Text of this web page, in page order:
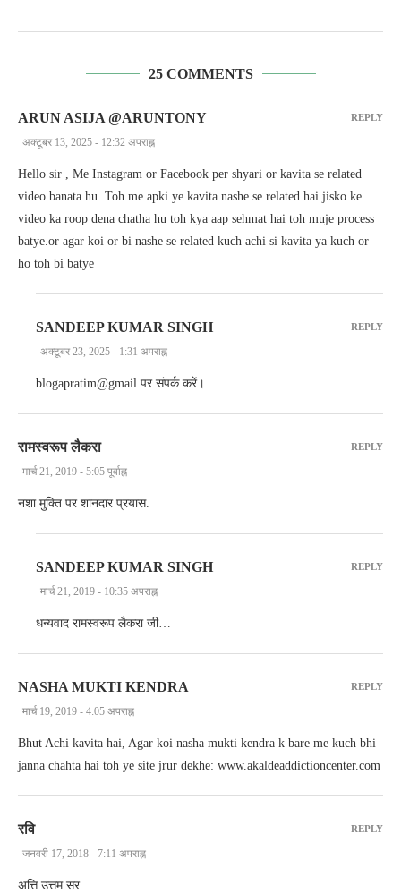
25 COMMENTS
ARUN ASIJA @ARUNTONY
अक्टूबर 13, 2025 - 12:32 अपराह्न
Hello sir , Me Instagram or Facebook per shyari or kavita se related
video banata hu. Toh me apki ye kavita nashe se related hai jisko ke
video ka roop dena chatha hu toh kya aap sehmat hai toh muje process
batye.or agar koi or bi nashe se related kuch achi si kavita ya kuch or
ho toh bi batye
REPLY
SANDEEP KUMAR SINGH
अक्टूबर 23, 2025 - 1:31 अपराह्न
blogapratim@gmail पर संपर्क करें।
REPLY
रामस्वरूप लैकरा
मार्च 21, 2019 - 5:05 पूर्वाह्न
नशा मुक्ति पर शानदार प्रयास.
REPLY
SANDEEP KUMAR SINGH
मार्च 21, 2019 - 10:35 अपराह्न
धन्यवाद रामस्वरूप लैकरा जी…
REPLY
NASHA MUKTI KENDRA
मार्च 19, 2019 - 4:05 अपराह्न
Bhut Achi kavita hai, Agar koi nasha mukti kendra k bare me kuch bhi
janna chahta hai toh ye site jrur dekhe: www.akaldeaddictioncenter.com
REPLY
रवि
जनवरी 17, 2018 - 7:11 अपराह्न
अत्ति उत्तम सर
REPLY